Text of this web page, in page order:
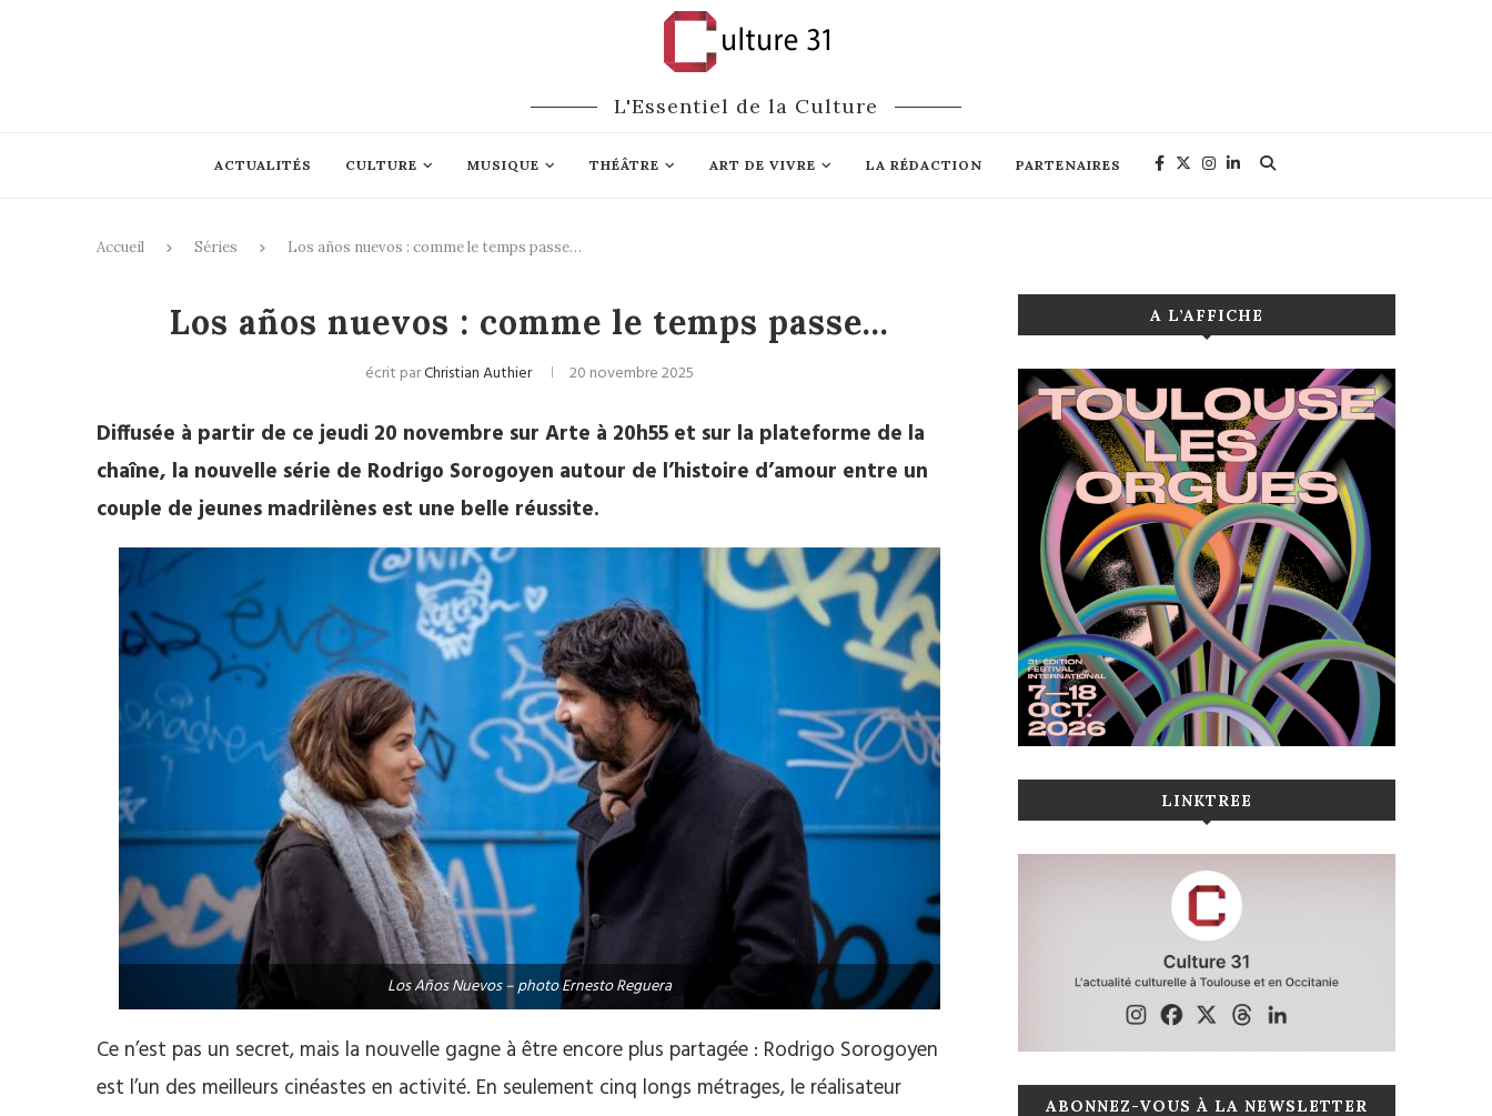
L'Essentiel de la Culture
ACTUALITÉS CULTURE MUSIQUE THÉÂTRE ART DE VIVRE LA RÉDACTION PARTENAIRES
Accueil Séries Los años nuevos : comme le temps passe…
Los años nuevos : comme le temps passe…
écrit parChristian Authier 20 novembre 2025
Diffusée à partir de ce jeudi 20 novembre sur Arte à 20h55 et sur la plateforme de la
chaîne, la nouvelle série de Rodrigo Sorogoyen autour de l’histoire d’amour entre un
couple de jeunes madrilènes est une belle réussite.
Los Años Nuevos – photo Ernesto Reguera
Ce n’est pas un secret, mais la nouvelle gagne à être encore plus partagée : Rodrigo Sorogoyen
est l’un des meilleurs cinéastes en activité. En seulement cinq longs métrages, le réalisateur
A L’AFFICHE
LINKTREE
ABONNEZ-VOUS À LA NEWSLETTER